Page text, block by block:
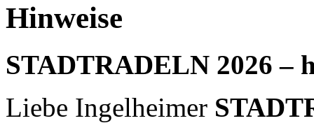
Hinweise
STADTRADELN 2026 –
Liebe Ingelheimer